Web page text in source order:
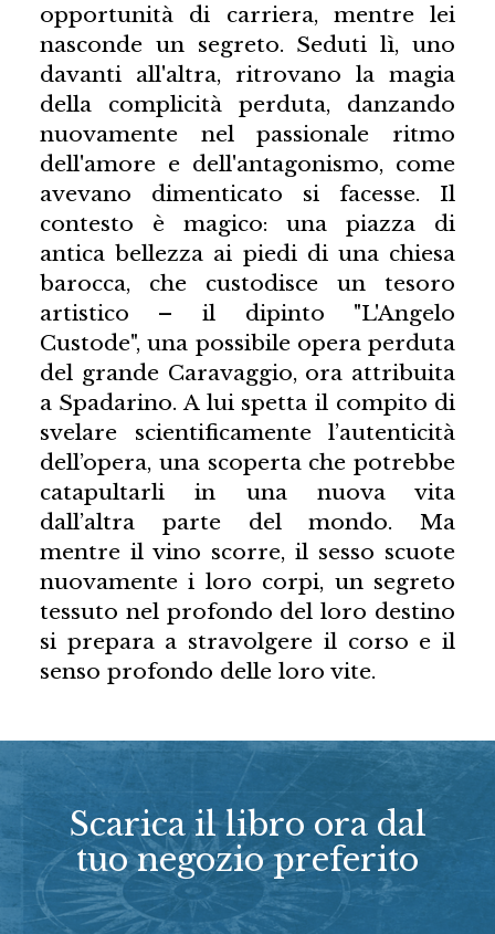
opportunità di carriera, mentre lei
nasconde un segreto. Seduti lì, uno
davanti all'altra, ritrovano la magia
della complicità perduta, danzando
nuovamente nel passionale ritmo
dell'amore e dell'antagonismo, come
avevano dimenticato si facesse. Il
contesto è magico: una piazza di
antica bellezza ai piedi di una chiesa
barocca, che custodisce un tesoro
artistico – il dipinto "L'Angelo
Custode", una possibile opera perduta
del grande Caravaggio, ora attribuita
a Spadarino. A lui spetta il compito di
svelare scientificamente l’autenticità
dell’opera, una scoperta che potrebbe
catapultarli in una nuova vita
dall’altra parte del mondo. Ma
mentre il vino scorre, il sesso scuote
nuovamente i loro corpi, un segreto
tessuto nel profondo del loro destino
si prepara a stravolgere il corso e il
senso profondo delle loro vite.
Scarica il libro ora dal
tuo negozio preferito